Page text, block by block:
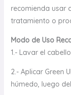
recomienda usar
tratamiento o
Modo de Uso
1.- Lavar el
2.- Aplicar Green
húmedo, luego